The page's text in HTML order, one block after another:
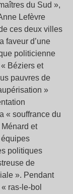
du Sud »,
Lefèvre
ces deux villes
faveur d’une
politicienne
Béziers et
pauvres de
»
« souffrance du
et
équipes
politiques
de
». Pendant
ras-le-bol